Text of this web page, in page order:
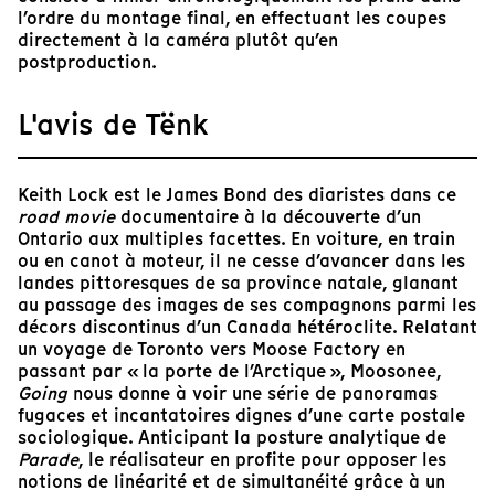
l’ordre du montage final, en effectuant les coupes
directement à la caméra plutôt qu’en
postproduction.
L'avis de Tënk
Keith Lock est le James Bond des diaristes dans ce
road moviedocumentaire à la découverte d’un
Ontario aux multiples facettes. En voiture, en train
ou en canot à moteur, il ne cesse d’avancer dans les
landes pittoresques de sa province natale, glanant
au passage des images de ses compagnons parmi les
décors discontinus d’un Canada hétéroclite. Relatant
un voyage de Toronto vers Moose Factory en
passant par « la porte de l’Arctique », Moosonee,
Going nous donne à voir une série de panoramas
fugaces et incantatoires dignes d’une carte postale
sociologique. Anticipant la posture analytique de
Parade, le réalisateur en profite pour opposer les
notions de linéarité et de simultanéité grâce à un